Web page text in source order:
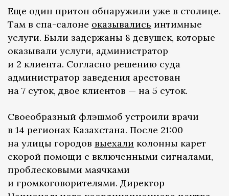
Еще один притон обнаружили уже в столице.
Там в спа-салоне оказывались интимные
услуги. Были задержаны 8 девушек, которые
оказывали услуги, администратор
и 2 клиента. Согласно решению суда
администратор заведения арестован
на 7 суток, двое клиентов — на 5 суток.
Своеобразный флэшмоб устроили врачи
в 14 регионах Казахстана. После 21:00
на улицы городов выехали колонны карет
скорой помощи с включенными сигналами,
проблесковыми маячками
и громкоговорителями. Директор